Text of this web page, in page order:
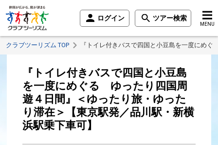
ログイン ツアー検索
MENU
クラブツーリズム TOP 『トイレ付きバスで四国と小豆島を一度にめ
『トイレ付きバスで四国と小豆島
を一度にめぐる ゆったり四国周
遊４日間』＜ゆったり旅・ゆった
り滞在＞【東京駅発／品川駅・新横
浜駅乗下車可】